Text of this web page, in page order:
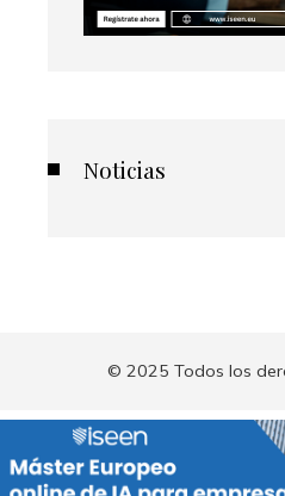
Noticias
© 2025 Todos los